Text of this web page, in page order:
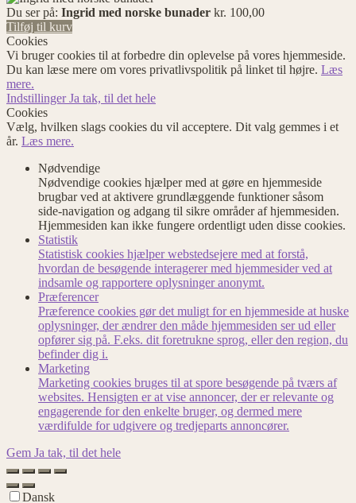
Du ser på: Ingrid med norske bunader kr. 100,00
Tilføj til kurv
Cookies
Vi bruger cookies til at forbedre din oplevelse på vores hjemmeside.
Du kan læse mere om vores privatlivspolitik på linket til højre. Læs
mere.
IndstillingerJa tak, til det hele
Cookies
Vælg, hvilken slags cookies du vil acceptere. Dit valg gemmes i et
år. Læs mere.
Nødvendige
Nødvendige cookies hjælper med at gøre en hjemmeside
brugbar ved at aktivere grundlæggende funktioner såsom
side-navigation og adgang til sikre områder af hjemmesiden.
Hjemmesiden kan ikke fungere ordentligt uden disse cookies.
Statistik
Statistisk cookies hjælper webstedsejere med at forstå,
hvordan de besøgende interagerer med hjemmesider ved at
indsamle og rapportere oplysninger anonymt.
Præferencer
Præference cookies gør det muligt for en hjemmeside at huske
oplysninger, der ændrer den måde hjemmesiden ser ud eller
opfører sig på. F.eks. dit foretrukne sprog, eller den region, du
befinder dig i.
Marketing
Marketing cookies bruges til at spore besøgende på tværs af
websites. Hensigten er at vise annoncer, der er relevante og
engagerende for den enkelte bruger, og dermed mere
værdifulde for udgivere og tredjeparts annoncører.
Gem Ja tak, til det hele
Dansk